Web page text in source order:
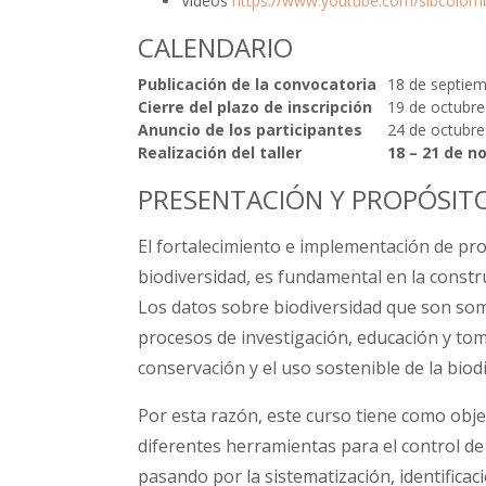
CALENDARIO
Publicación de la convocatoria
18 de
Cierre del plazo de inscripción
19 de
Anuncio de los participantes
24 de
Realización del taller
18 – 21 de
PRESENTACIÓN Y
El fortalecimiento e implementación de
biodiversidad, es fundamental en la
Los datos sobre biodiversidad que son
procesos de investigación, educación y
conservación y el uso sostenible de la
Por esta razón, este curso tiene como
diferentes herramientas para el control
pasando por la sistematización,